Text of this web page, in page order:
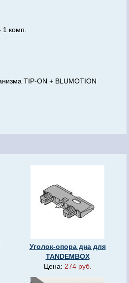
комп.
TIP-ON + BLUMOTION
Уголок-опора дна для
TANDEMBOX
Цена: 274 руб.